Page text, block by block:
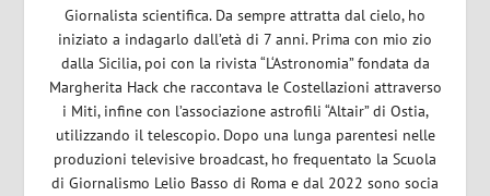
Giornalista scientifica. Da sempre attratta dal cielo, ho
iniziato a indagarlo dall’età di 7 anni. Prima con mio zio
dalla Sicilia, poi con la rivista “L‘Astronomia” fondata da
Margherita Hack che raccontava le Costellazioni attraverso
i Miti, infine con l’associazione astrofili “Altair” di Ostia,
utilizzando il telescopio. Dopo una lunga parentesi nelle
produzioni televisive broadcast, ho frequentato la Scuola
di Giornalismo Lelio Basso di Roma e dal 2022 sono socia